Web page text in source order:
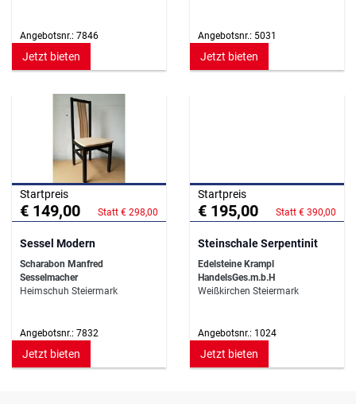
Angebotsnr.: 7846
Jetzt bieten
Angebotsnr.: 5031
Jetzt bieten
Startpreis
€ 149,00 Statt € 298,00
Sessel Modern
Scharabon Manfred
Sesselmacher
Heimschuh Steiermark
Angebotsnr.: 7832
Jetzt bieten
Startpreis
€ 195,00 Statt € 390,00
Steinschale Serpentinit
Edelsteine Krampl
HandelsGes.m.b.H
Weißkirchen Steiermark
Angebotsnr.: 1024
Jetzt bieten